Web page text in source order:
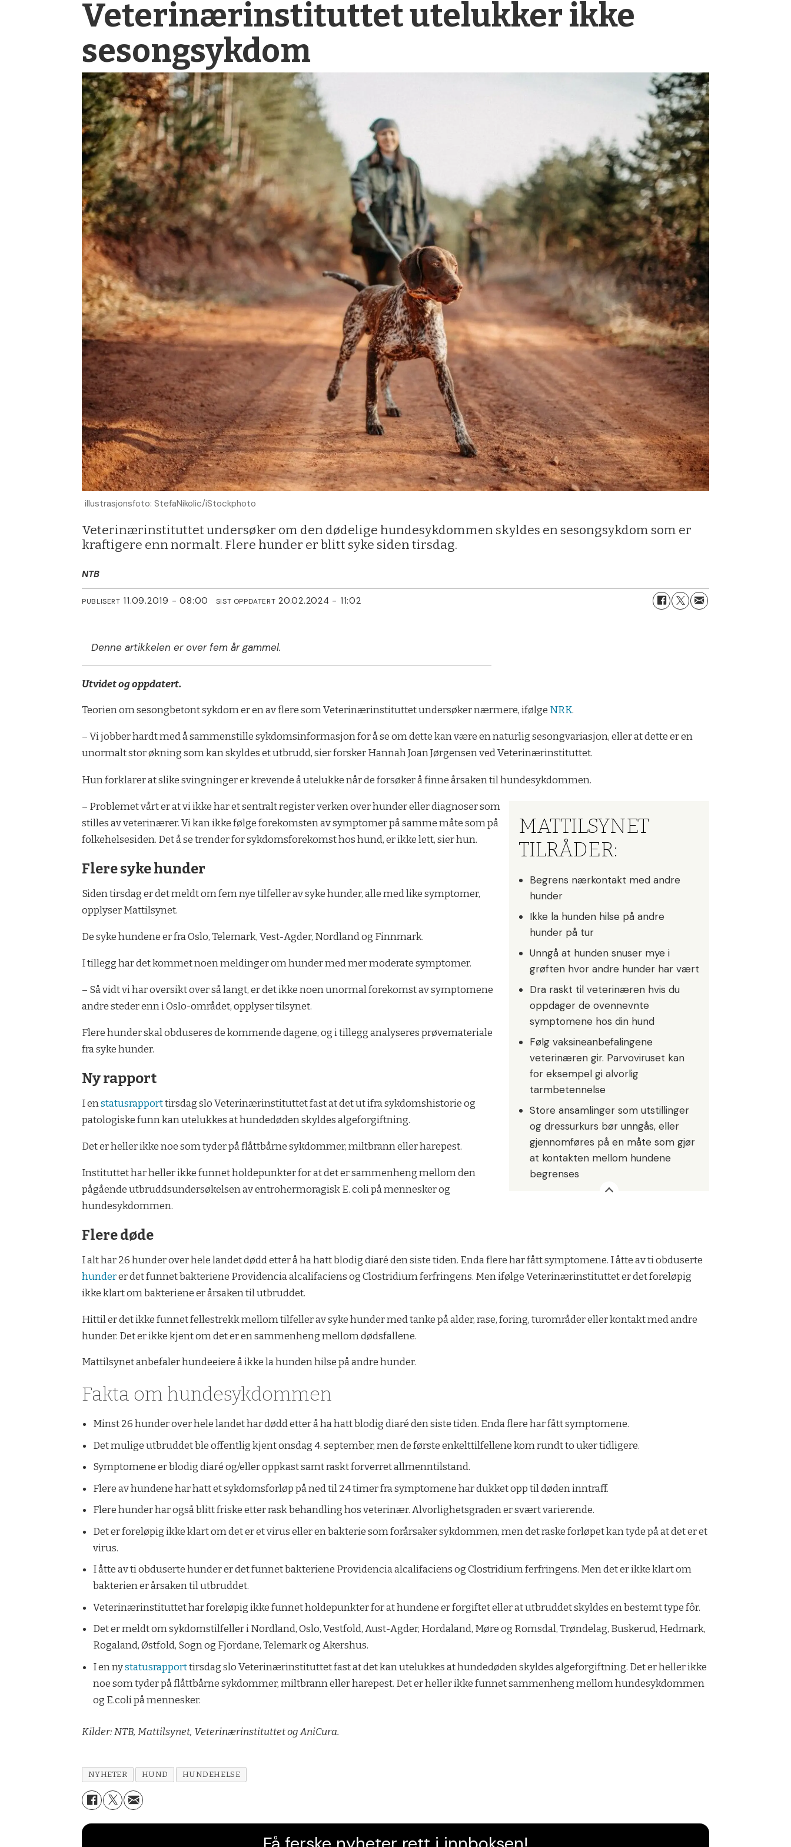
Veterinær­instituttet utelukker ikke
sesong­sykdom
illustrasjonsfoto: StefaNikolic/iStockphoto
Veterinærinstituttet undersøker om den dødelige hundesykdommen skyldes en sesongsykdom som er
kraftigere enn normalt. Flere hunder er blitt syke siden tirsdag.
NTB
PUBLISERT 11.09.2019 - 08:00 SIST OPPDATERT 20.02.2024 - 11:02
Denne artikkelen er over fem år gammel.
Utvidet og oppdatert.
Teorien om sesongbetont sykdom er en av flere som Veterinærinstituttet undersøker nærmere, ifølge NRK.
– Vi jobber hardt med å sammenstille sykdomsinformasjon for å se om dette kan være en naturlig sesongvariasjon, eller at dette er en
unormalt stor økning som kan skyldes et utbrudd, sier forsker Hannah Joan Jørgensen ved Veterinærinstituttet.
Hun forklarer at slike svingninger er krevende å utelukke når de forsøker å finne årsaken til hundesykdommen.
MATTILSYNET
TILRÅDER:
Begrens nærkontakt med andre
hunder
Ikke la hunden hilse på andre
hunder på tur
Unngå at hunden snuser mye i
grøften hvor andre hunder har vært
Dra raskt til veterinæren hvis du
oppdager de ovennevnte
symptomene hos din hund
Følg vaksineanbefalingene
veterinæren gir. Parvoviruset kan
for eksempel gi alvorlig
tarmbetennelse
Store ansamlinger som utstillinger
og dressurkurs bør unngås, eller
gjennomføres på en måte som gjør
at kontakten mellom hundene
begrenses
– Problemet vårt er at vi ikke har et sentralt register verken over hunder eller diagnoser som
stilles av veterinærer. Vi kan ikke følge forekomsten av symptomer på samme måte som på
folkehelsesiden. Det å se trender for sykdomsforekomst hos hund, er ikke lett, sier hun.
Flere syke hunder
Siden tirsdag er det meldt om fem nye tilfeller av syke hunder, alle med like symptomer,
opplyser Mattilsynet.
De syke hundene er fra Oslo, Telemark, Vest-Agder, Nordland og Finnmark.
I tillegg har det kommet noen meldinger om hunder med mer moderate symptomer.
– Så vidt vi har oversikt over så langt, er det ikke noen unormal forekomst av symptomene
andre steder enn i Oslo-området, opplyser tilsynet.
Flere hunder skal obduseres de kommende dagene, og i tillegg analyseres prøvemateriale
fra syke hunder.
Ny rapport
I enstatusrapporttirsdag slo Veterinærinstituttet fast at det ut ifra sykdomshistorie og
patologiske funn kan utelukkes at hundedøden skyldes algeforgiftning.
Det er heller ikke noe som tyder på flåttbårne sykdommer, miltbrann eller harepest.
Instituttet har heller ikke funnet holdepunkter for at det er sammenheng mellom den
pågående utbruddsundersøkelsen av entrohermoragisk E. coli på mennesker og
hundesykdommen.
Flere døde
I alt har 26 hunder over hele landet dødd etter å ha hatt blodig diaré den siste tiden. Enda flere har fått symptomene. I åtte av ti obduserte
hunderer det funnet bakteriene Providencia alcalifaciens og Clostridium ferfringens. Men ifølge Veterinærinstituttet er det foreløpig
ikke klart om bakteriene er årsaken til utbruddet.
Hittil er det ikke funnet fellestrekk mellom tilfeller av syke hunder med tanke på alder, rase, foring, turområder eller kontakt med andre
hunder. Det er ikke kjent om det er en sammenheng mellom dødsfallene.
Mattilsynet anbefaler hundeeiere å ikke la hunden hilse på andre hunder.
Fakta om hundesykdommen
Minst 26 hunder over hele landet har dødd etter å ha hatt blodig diaré den siste tiden. Enda flere har fått symptomene.
Det mulige utbruddet ble offentlig kjent onsdag 4. september, men de første enkelttilfellene kom rundt to uker tidligere.
Symptomene er blodig diaré og/eller oppkast samt raskt forverret allmenntilstand.
Flere av hundene har hatt et sykdomsforløp på ned til 24 timer fra symptomene har dukket opp til døden inntraff.
Flere hunder har også blitt friske etter rask behandling hos veterinær. Alvorlighetsgraden er svært varierende.
Det er foreløpig ikke klart om det er et virus eller en bakterie som forårsaker sykdommen, men det raske forløpet kan tyde på at det er et
virus.
I åtte av ti obduserte hunder er det funnet bakteriene Providencia alcalifaciens og Clostridium ferfringens. Men det er ikke klart om
bakterien er årsaken til utbruddet.
Veterinærinstituttet har foreløpig ikke funnet holdepunkter for at hundene er forgiftet eller at utbruddet skyldes en bestemt type fôr.
Det er meldt om sykdomstilfeller i Nordland, Oslo, Vestfold, Aust-Agder, Hordaland, Møre og Romsdal, Trøndelag, Buskerud, Hedmark,
Rogaland, Østfold, Sogn og Fjordane, Telemark og Akershus.
I en nystatusrapporttirsdag slo Veterinærinstituttet fast at det kan utelukkes at hundedøden skyldes algeforgiftning. Det er heller ikke
noe som tyder på flåttbårne sykdommer, miltbrann eller harepest. Det er heller ikke funnet sammenheng mellom hundesykdommen
og E.coli på mennesker.
Kilder: NTB, Mattilsynet, Veterinærinstituttet og AniCura.
NYHETER HUND HUNDEHELSE